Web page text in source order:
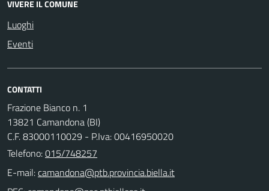
VIVERE IL COMUNE
Luoghi
Eventi
CONTATTI
Frazione Bianco n. 1
13821 Camandona (BI)
C.F. 83000110029 - P.Iva: 00416950020
Telefono:015/748257
E-mail: